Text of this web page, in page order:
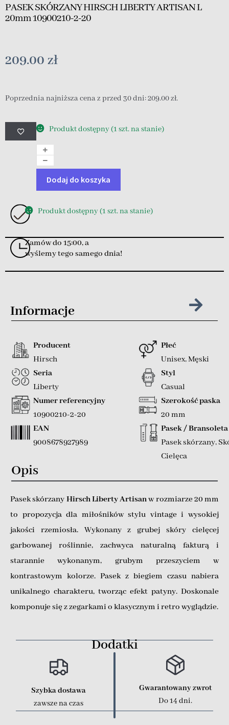
PASEK SKÓRZANY HIRSCH LIBERTY ARTISAN L
20mm 10900210-2-20
209.00 zł
Poprzednia najniższa cena z przed 30 dni:209.00zł.
Produkt dostępny (1 szt. na stanie)
Dodaj do koszyka
Produkt dostępny (1 szt. na stanie)
Zamów do 15:00, a
wyślemy tego samego dnia!
Informacje
Producent
Hirsch
Seria
Liberty
Numer referencyjny
10900210-2-20
EAN
9008678927989
Płeć
Unisex,Męski
Styl
Casual
Szerokość paska
20 mm
Pasek / Bransoleta
Pasek skórzany,
Cielęca
Opis
Pasek skórzany Hirsch Liberty Artisanw rozmiarze 20 mm
to propozycja dla miłośników stylu vintage i wysokiej
jakości rzemiosła. Wykonany z grubej skóry cielęcej
garbowanej roślinnie, zachwyca naturalną fakturą i
starannie wykonanym, grubym przeszyciem w
kontrastowym kolorze. Pasek z biegiem czasu nabiera
unikalnego charakteru, tworząc efekt patyny. Doskonale
komponuje się z zegarkami o klasycznym i retro wyglądzie.
Dodatki
Szybka dostawa
zawsze na czas
Gwarantowany zwrot
Do 14 dni.